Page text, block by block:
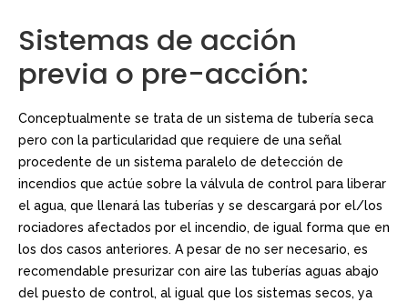
Sistemas de acción
previa o pre-acción:
Conceptualmente se trata de un sistema de tubería seca
pero con la particularidad que requiere de una señal
procedente de un sistema paralelo de detección de
incendios que actúe sobre la válvula de control para liberar
el agua, que llenará las tuberías y se descargará por el/los
rociadores afectados por el incendio, de igual forma que en
los dos casos anteriores. A pesar de no ser necesario, es
recomendable presurizar con aire las tuberías aguas abajo
del puesto de control, al igual que los sistemas secos, ya